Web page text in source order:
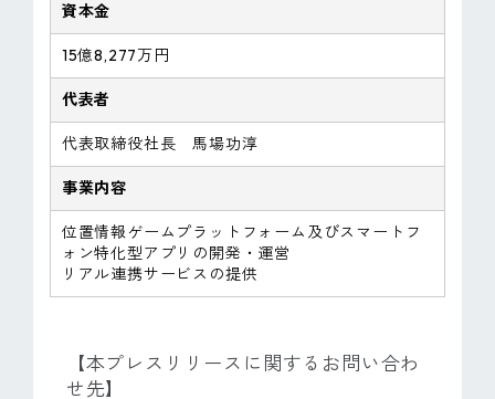
資本金
15億8,277万円
代表者
代表取締役社長 馬場功淳
事業内容
位置情報ゲームプラットフォーム及びスマートフ
ォン特化型アプリの開発・運営
リアル連携サービスの提供
【本プレスリリースに関するお問い合わ
せ先】